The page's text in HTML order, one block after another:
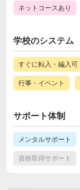
ネットコースあり
学校のシステム
すぐに転入・編入可
行事・イベント
サポート体制
メンタルサポート
資格取得サポート